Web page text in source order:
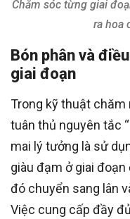
Chăm sóc từng giai
ra hoa
Bón phân và
giai đoạn
Trong kỹ thuật chăm
tuân thủ nguyên tắc
mai lý tưởng là sử
giàu đạm ở giai
đó chuyển sang lân
Việc cung cấp đầy